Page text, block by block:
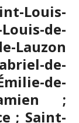
Louis-
de-
Lauzon
de-
de-
;
; Saint-